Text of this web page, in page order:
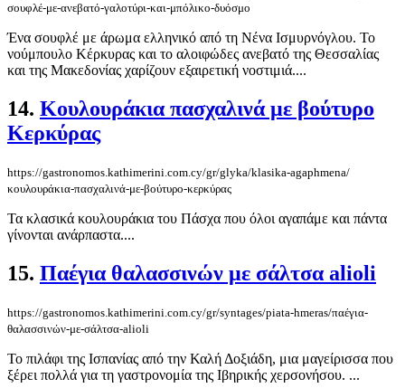
σουφλέ-με-ανεβατό-γαλοτύρι-και-μπόλικο-δυόσμο
Ένα σουφλέ με άρωμα ελληνικό από τη Νένα Ισμυρνόγλου. Το
νούμπουλο Κέρκυρας και το αλοιφώδες ανεβατό της Θεσσαλίας
και της Μακεδονίας χαρίζουν εξαιρετική νοστιμιά....
14. Κουλουράκια πασχαλινά με βούτυρο
Κερκύρας
https://gastronomos.kathimerini.com.cy/gr/glyka/klasika-agaphmena/
κουλουράκια-πασχαλινά-με-βούτυρο-κερκύρας
Τα κλασικά κουλουράκια του Πάσχα που όλοι αγαπάμε και πάντα
γίνονται ανάρπαστα....
15. Παέγια θαλασσινών με σάλτσα alioli
https://gastronomos.kathimerini.com.cy/gr/syntages/piata-hmeras/παέγια-
θαλασσινών-με-σάλτσα-alioli
Το πιλάφι της Ισπανίας από την Καλή Δοξιάδη, μια μαγείρισσα που
ξέρει πολλά για τη γαστρονομία της Ιβηρικής χερσονήσου. ...